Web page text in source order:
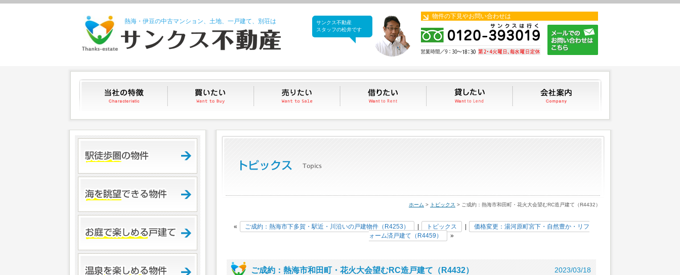
熱海・伊豆の中古マンション、土地、一戸建て、別荘は
サンクス不動産
サンクス不動産
スタッフの松井です
物件の下見やお問い合わせは
当社の特徴 買いたい 売りたい 借りたい 貸したい
ホーム > トピックス > ご成約：熱海市和田町・花火大会望むRC造戸建て（R4432）
« ご成約：熱海市下多賀・駅近・川沿いの戸建物件（R4253） トピックス
価格変更：湯河原町宮下・自然豊か・リフ
ォーム済戸建て（R4459）
»
ご成約：熱海市和田町・花火大会望むRC造戸建て（R4432） 2023/03/18